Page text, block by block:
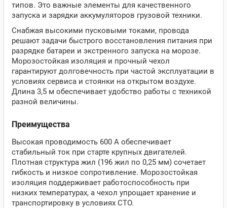
типов. Это важные элементы для качественного
запуска и зарядки аккумуляторов грузовой техники.
Снабжая высокими пусковыми токами, провода
решают задачи быстрого восстановления питания при
разрядке батареи и экстренного запуска на морозе.
Морозостойкая изоляция и прочный чехол
гарантируют долговечность при частой эксплуатации в
условиях сервиса и стоянки на открытом воздухе.
Длина 3,5 м обеспечивает удобство работы с техникой
разной величины.
Преимущества
Высокая проводимость 600 А обеспечивает
стабильный ток при старте крупных двигателей.
Плотная структура жил (196 жил по 0,25 мм) сочетает
гибкость и низкое сопротивление. Морозостойкая
изоляция поддерживает работоспособность при
низких температурах, а чехол упрощает хранение и
транспортировку в условиях СТО.